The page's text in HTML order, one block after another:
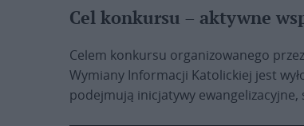
Cel konkursu – aktywne
Celem konkursu organizowanego
Wymiany Informacji Katolickiej jest
podejmują inicjatywy